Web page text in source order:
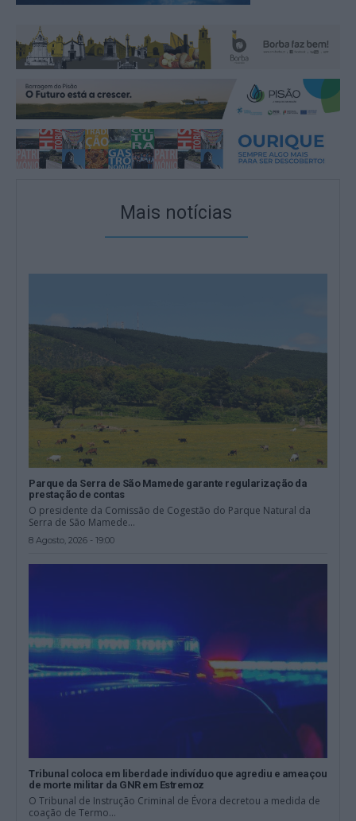
Mais notícias
Parque da Serra de São Mamede garante regularização da
prestação de contas
O presidente da Comissão de Cogestão do Parque Natural da
Serra de São Mamede...
8 Agosto, 2026 - 19:00
Tribunal coloca em liberdade indivíduo que agrediu e ameaçou
de morte militar da GNR em Estremoz
O Tribunal de Instrução Criminal de Évora decretou a medida de
coação de Termo...